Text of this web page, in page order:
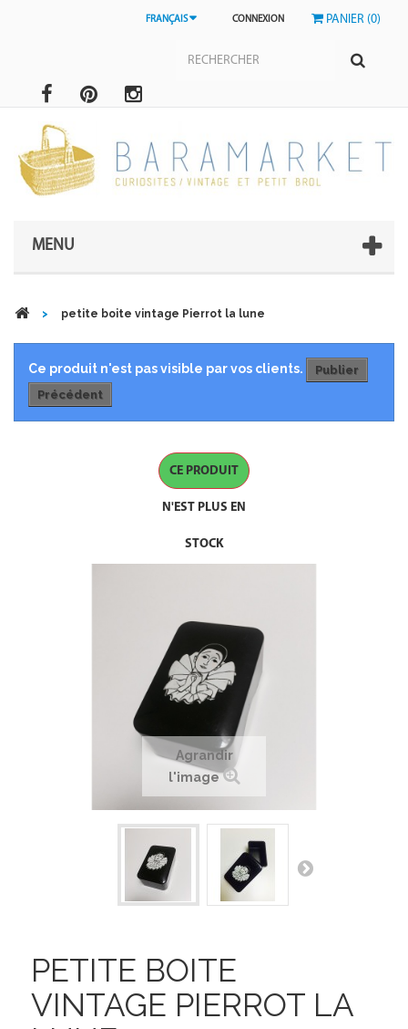
PANIER (0)
CONNEXION
FRANÇAIS
MENU
> petite boite vintage Pierrot la lune
Ce produit n'est pas visible par vos clients.
Publier
Précédent
CE PRODUIT
N'EST PLUS EN
STOCK
Agrandir
l'image
PETITE BOITE
VINTAGE PIERROT LA